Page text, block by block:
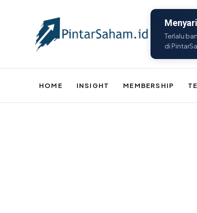
Terlalu
di
HOME INSIGHT MEMBERSHIP